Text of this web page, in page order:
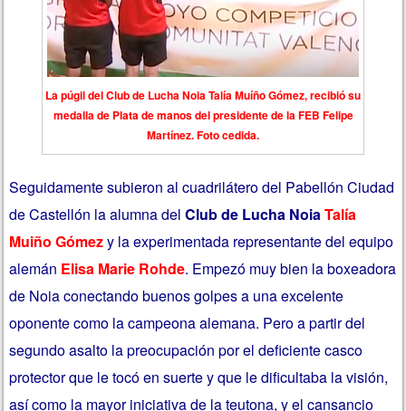
La púgil del Club de Lucha Noia Talía Muíño Gómez, recibió su
medalla de Plata de manos del presidente de la FEB Felipe
Martínez. Foto cedida.
Seguidamente subieron al cuadrilátero del Pabellón Ciudad
de Castellón la alumna del Club de Lucha NoiaTalía
Muiño Gómezy la experimentada representante del equipo
alemán Elisa Marie Rohde. Empezó muy bien la boxeadora
de Noia conectando buenos golpes a una excelente
oponente como la campeona alemana. Pero a partir del
segundo asalto la preocupación por el deficiente casco
protector que le tocó en suerte y que le dificultaba la visión,
así como la mayor iniciativa de la teutona, y el cansancio